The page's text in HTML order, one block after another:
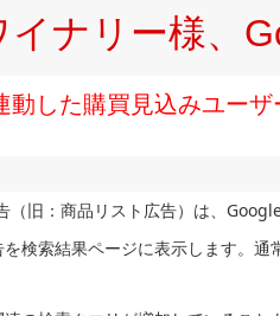
イナリー様、
動した購買見込みユー
（旧：商品リスト広告）は、
検索結果ページに表示します。